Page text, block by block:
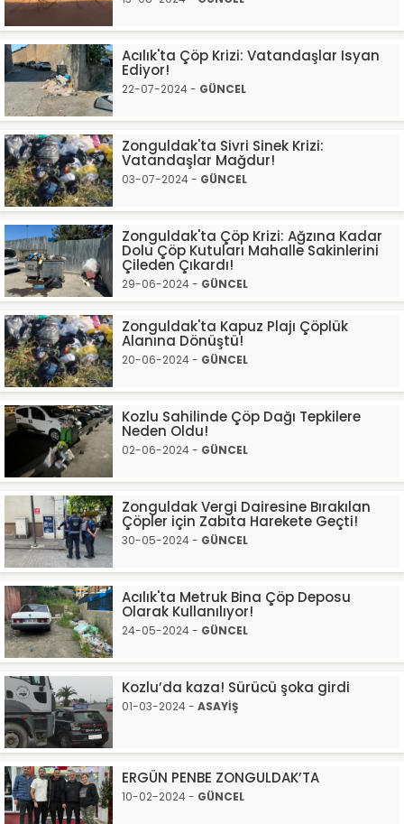
Acılık'ta Çöp Krizi: Vatandaşlar Isyan
Ediyor!
22-07-2024 - GÜNCEL
Zonguldak'ta Sivri Sinek Krizi:
Vatandaşlar Mağdur!
03-07-2024 - GÜNCEL
Zonguldak'ta Çöp Krizi: Ağzına Kadar
Dolu Çöp Kutuları Mahalle Sakinlerini
Çileden Çıkardı!
29-06-2024 - GÜNCEL
Zonguldak'ta Kapuz Plajı Çöplük
Alanına Dönüştü!
20-06-2024 - GÜNCEL
Kozlu Sahilinde Çöp Dağı Tepkilere
Neden Oldu!
02-06-2024 - GÜNCEL
Zonguldak Vergi Dairesine Bırakılan
Çöpler için Zabıta Harekete Geçti!
30-05-2024 - GÜNCEL
Acılık'ta Metruk Bina Çöp Deposu
Olarak Kullanılıyor!
24-05-2024 - GÜNCEL
Kozlu’da kaza! Sürücü şoka girdi
01-03-2024 - ASAYİŞ
ERGÜN PENBE ZONGULDAK’TA
10-02-2024 - GÜNCEL